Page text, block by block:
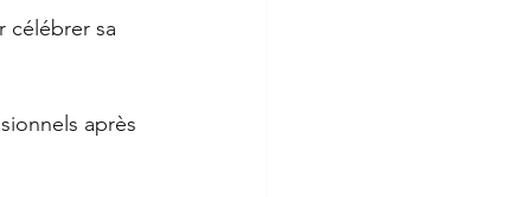
célébrer sa
après